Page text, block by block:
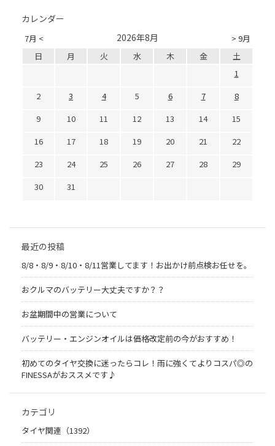
カレンダー
7月 < > 9月
2026年8月
日 月 火 水 木 金
土
1
2
3 4 5 6 7
8
9
10 11 12 13 14
15
16
17 18 19 20 21
22
23
24 25 26 27 28
29
30
31
最近の投稿
8/8・8/9・8/10・8/11営業してます！お出かけ前点検お任せを。
おクルマのバッテリー大丈夫ですか？？
お盆期間中の営業について
バッテリー・エンジンオイルは価格改定前の今がおすすめ！
初めてのタイヤ交換に迷ったらコレ！雨に強くてよりコスパ◎の
FINESSAがおススメです♪
カテゴリ
タイヤ関連（1392）